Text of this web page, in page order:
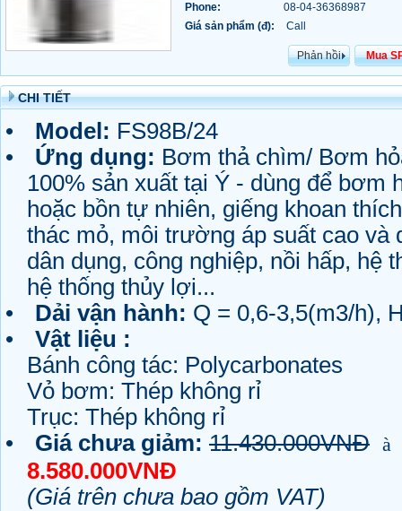
Phone:
08-04-36368987
Giá sản phẩm (đ):
Call
Phản hồi Mua
CHI TIẾT
• Model: FS98B/24
•
Ứng dụng: Bơm thả chìm/ Bơm
100% sản xuất tại Ý - dùng để bơm
hoặc bồn tự nhiên, giếng khoan
thác mỏ, môi trường áp suất cao và
dân dụng, công nghiệp, nồi hấp, hệ
hệ thống thủy lợi...
•
Dải vận hành: Q = 0,6-3,5(m3/h),
•
Vật liệu :
Bánh công tác: Polycarbonates
Vỏ bơm: Thép không rỉ
Trục: Thép không rỉ
•
Giá chưa giảm: 11.430.000VNĐ à
8.580.000VNĐ
(Giá trên chưa bao gồm VAT)